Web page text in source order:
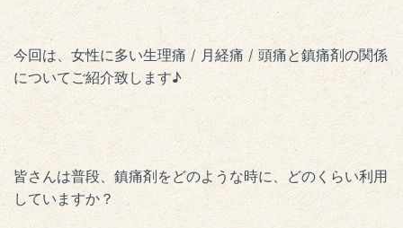
今回は、女性に多い生理痛 / 月経痛 / 頭痛と鎮痛剤の関係
についてご紹介致します♪
皆さんは普段、鎮痛剤をどのような時に、どのくらい利用
していますか？